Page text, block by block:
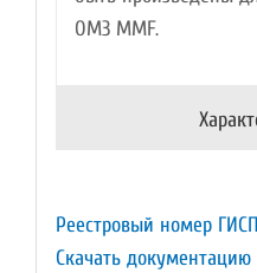
OM3 MMF.
Реестровый номер
Скачать документацию